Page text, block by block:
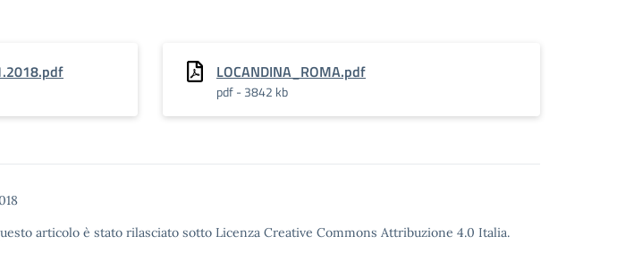
LOCANDINA_ROMA.pdf
pdf - 3842 kb
articolo è stato rilasciato sotto Licenza Creative Commons Attribuzione 4.0 Italia.